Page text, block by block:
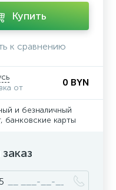
Купить
к сравнению
от
0 BYN
и безналичный
банковские карты